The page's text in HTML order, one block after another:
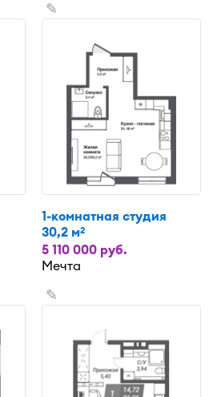
✎
1-комнатная студия
30,2 м2
5 110 000 руб.
Мечта
✎